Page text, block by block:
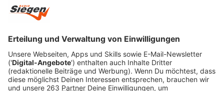
Von den neuinfizierten Personen hatten zehn
Personen Kontakt zu einem bereits bekannten Covid-
19-Fall. Sechs Personen wurden nach dem Auftreten